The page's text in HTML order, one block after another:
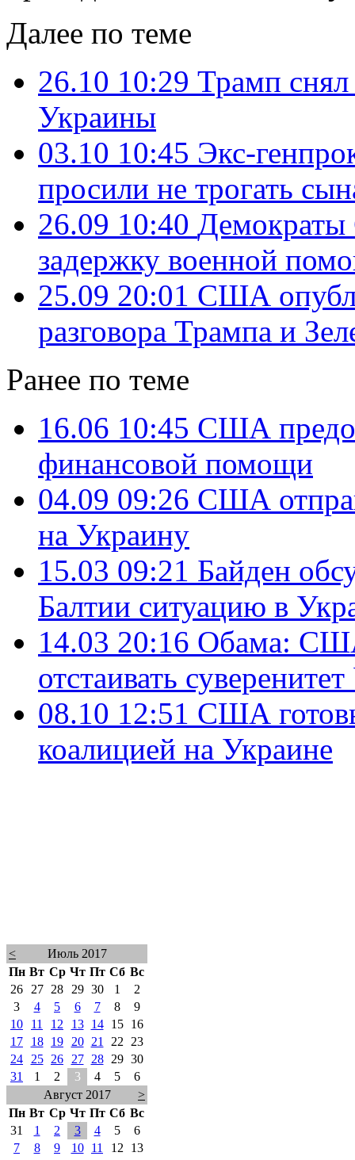
Далее по теме
26.10 10:29 Трамп
Украины
03.10 10:45 Экс-
просили не трогать
26.09 10:40 Демократы
задержку военной
25.09 20:01 США
разговора Трампа и
Ранее по теме
16.06 10:45 США
финансовой помощи
04.09 09:26 США
на Украину
15.03 09:21 Байден
Балтии ситуацию в
14.03 20:16 Обама:
отстаивать
08.10 12:51 США
коалицией на Украине
<
Июль 2017
Пн Вт Ср Чт Пт Сб Вс
26
27 28 29 30 1
2
3
4 5 6 7 8
9
10
11 12 13 14 15
16
17
18 19 20 21 22
23
24
25 26 27 28 29 30
31
1 2 3 4 5
6
Август 2017
>
Пн Вт Ср Чт Пт Сб Вс
31
1 2 3 4 5
6
7
8 9 10 11 12
13